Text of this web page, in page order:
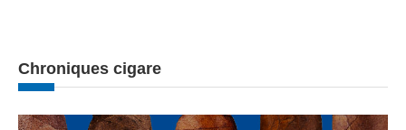
Chroniques cigare